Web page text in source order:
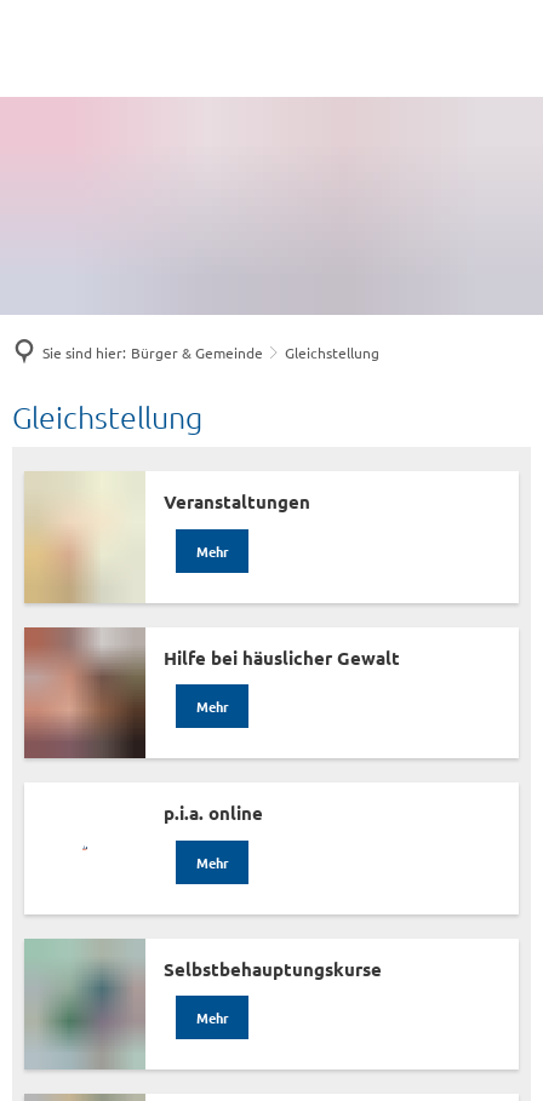
Sie sind hier: Bürger & Gemeinde Gleichstellung
Gleichstellung
Gleichstellung
Veranstaltungen
Mehr
Hilfe bei häuslicher Gewalt
Mehr
p.i.a. online
Mehr
Selbstbehauptungskurse
Mehr